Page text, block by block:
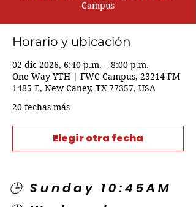
Campus
Horario y ubicación
02 dic 2026, 6:40 p.m. – 8:00 p.m.
One Way YTH | FWC Campus, 23214 FM
1485 E, New Caney, TX 77357, USA
20 fechas más
Elegir otra fecha
🕒 Sunday 10:45AM